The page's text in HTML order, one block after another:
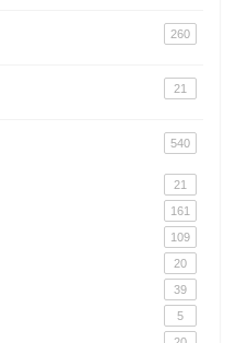
260
21
540
21
161
109
20
39
5